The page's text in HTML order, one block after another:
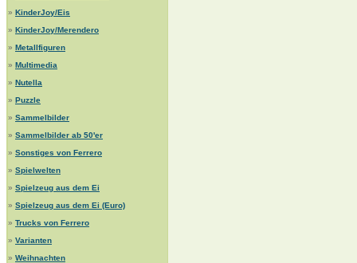
» KinderJoy/Eis
» KinderJoy/Merendero
» Metallfiguren
» Multimedia
» Nutella
» Puzzle
» Sammelbilder
» Sammelbilder ab 50'er
» Sonstiges von Ferrero
» Spielwelten
» Spielzeug aus dem Ei
» Spielzeug aus dem Ei (Euro)
» Trucks von Ferrero
» Varianten
» Weihnachten